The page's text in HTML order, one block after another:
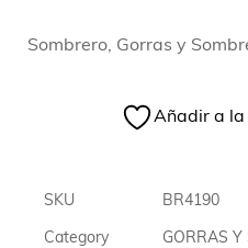
Sombrero, Gorras y
Añadir a la
SKU BR4190
Category GORRAS Y